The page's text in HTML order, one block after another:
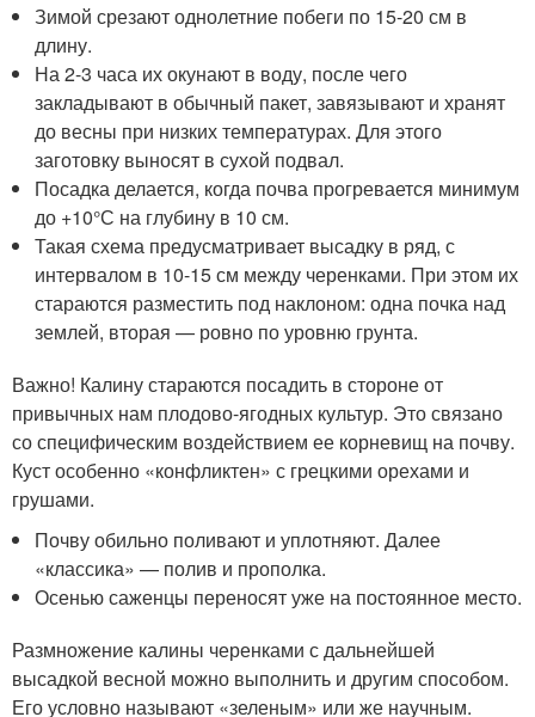
Зимой срезают однолетние побеги по 15-20 см в
длину.
На 2-3 часа их окунают в воду, после чего
закладывают в обычный пакет, завязывают и хранят
до весны при низких температурах. Для этого
заготовку выносят в сухой подвал.
Посадка делается, когда почва прогревается минимум
до +10°С на глубину в 10 см.
Такая схема предусматривает высадку в ряд, с
интервалом в 10-15 см между черенками. При этом их
стараются разместить под наклоном: одна почка над
землей, вторая — ровно по уровню грунта.
Важно! Калину стараются посадить в стороне от
привычных нам плодово-ягодных культур. Это связано
со специфическим воздействием ее корневищ на почву.
Куст особенно «конфликтен» с грецкими орехами и
грушами.
Почву обильно поливают и уплотняют. Далее
«классика» — полив и прополка.
Осенью саженцы переносят уже на постоянное место.
Размножение калины черенками с дальнейшей
высадкой весной можно выполнить и другим способом.
Его условно называют «зеленым» или же научным.